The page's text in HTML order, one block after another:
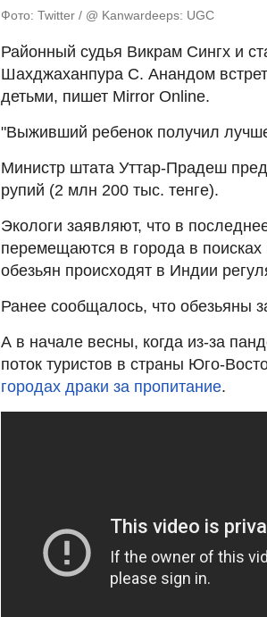
Фото: Twitter / @ Kanwardeeps: UGC
Районный судья Викрам Сингх и
Шахджаханпура С. Анандом
детьми, пишет Mirror Online.
"Выживший ребенок получил
Министр штата Уттар-Прадеш
рупий (2 млн 200 тыс. тенге).
Экологи заявляют, что в
перемещаются в города в
обезьян происходят в Индии
Ранее сообщалось, что обезьяны
А в начале весны, когда из-за
поток туристов в страны Юго-
городах драки за пропитание.